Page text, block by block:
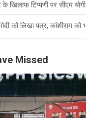
के खिलाफ टिप्पणी पर सीएम
को लिखा पत्र, कांशीराम
Missed